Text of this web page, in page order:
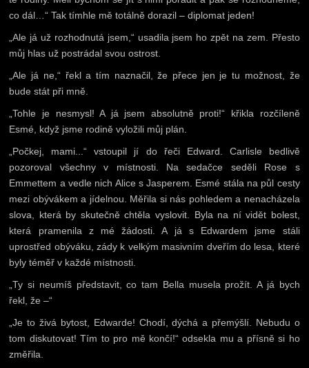
co dál…“ Tak tímhle mě totálně dorazil – diplomat jeden!
„Ale já už rozhodnutá jsem,“ usadila jsem ho zpět na zem. Přesto
můj hlas už postrádal svou ostrost.
„Ale já ne,“ řekl a tím naznačil, že přece jen je tu možnost, že
bude stát při mně.
„Tohle je nesmysl! A já jsem absolutně proti!“ křikla rozčíleně
Esmé, když jsme rodině vyložili můj plán.
„Počkej, mami...“ vstoupil jí do řeči Edward. Carlisle bedlivě
pozoroval všechny v místnosti. Na sedačce seděli Rose s
Emmettem a vedle nich Alice s Jasperem. Esmé stála na půl cesty
mezi obývákem a jídelnou. Měřila si nás pohledem a nenacházela
slova, která by skutečně chtěla vyslovit. Byla na ní vidět bolest,
která pramenila z mé žádosti. A já s Edwardem jsme stáli
uprostřed obýváku, zády k velkým masivním dveřím do lesa, které
byly téměř v každé místnosti.
„Ty si neumíš představit, co tam Bella musela prožít. A já bych
řekl, že –“
„Je to živá bytost, Edwarde! Chodí, dýchá a přemýšlí. Nebudu o
tom diskutovat! Tím to pro mě končí!“ odsekla mu a přísně si ho
změřila.